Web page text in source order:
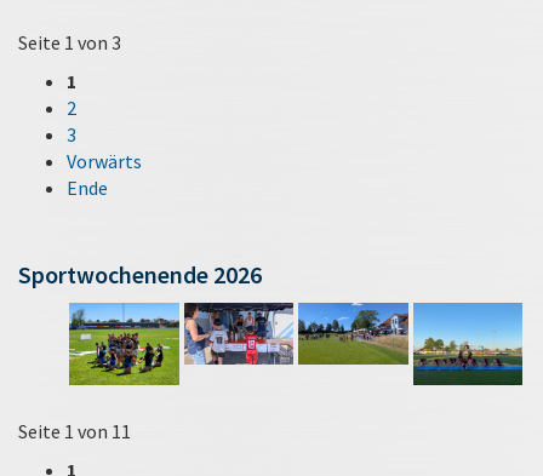
Seite 1 von 3
1
2
3
Vorwärts
Ende
Sportwochenende 2026
Seite 1 von 11
1